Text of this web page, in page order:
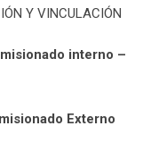
Y VINCULACIÓN
interno –
Externo